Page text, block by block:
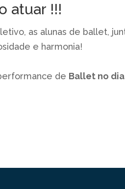
atuar !!!
as alunas de ballet,
e harmonia!
de Ballet no